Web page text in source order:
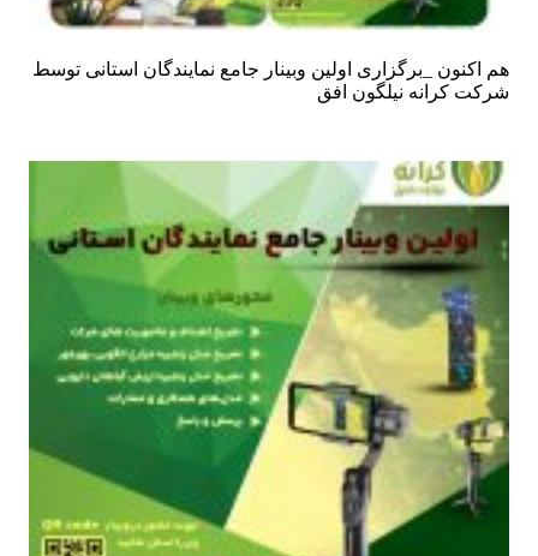
هم اکنون _برگزاری اولین وبینار جامع نمایندگان استانی توسط
شرکت کرانه نیلگون افق